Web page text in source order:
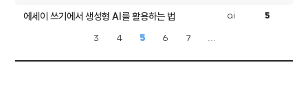
에세이 쓰기에서 생성형 AI를 활용하는 법 ai
5
3
4 5 6 7 ...